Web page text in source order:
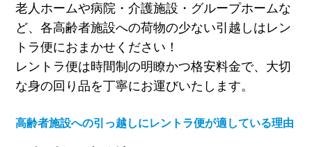
老人ホームや病院・介護施設・グループホームな
ど、各高齢者施設への荷物の少ない引越しはレン
トラ便におまかせください！
レントラ便は時間制の明瞭かつ格安料金で、大切
な身の回り品を丁寧にお運びいたします。
高齢者施設への引っ越しにレントラ便が適している理由